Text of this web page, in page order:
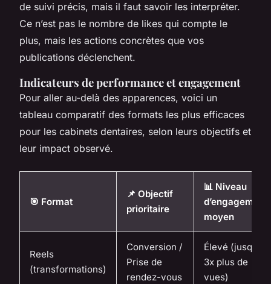
de suivi précis, mais il faut savoir les interpréter.
Ce n’est pas le nombre de likes qui compte le
plus, mais les actions concrètes que vos
publications déclenchent.
Indicateurs de performance et engagement
Pour aller au-delà des apparences, voici un
tableau comparatif des formats les plus efficaces
pour les cabinets dentaires, selon leurs objectifs et
leur impact observé.
🎯 Format
📌 Objectif
prioritaire
📊 Niveau
d’engagement
moyen
Reels
(transformations)
Conversion /
Prise de
rendez-vous
Élevé (jusqu’à
3x plus de
vues)